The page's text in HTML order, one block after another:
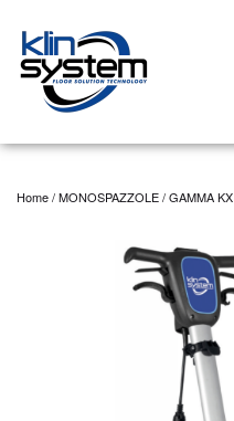
Skip to main content
Home/MONOSPAZZOLE/GAMMA KX